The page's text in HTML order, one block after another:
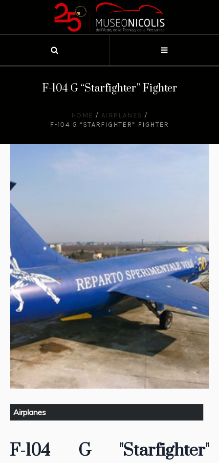
F-104 G “Starfighter” Fighter
HOME / AIRPLANES /
F-104 G “STARFIGHTER” FIGHTER
Airplanes
F-104 G "Starfighter"